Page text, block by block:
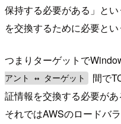
保持する必要がある」と
を交換するために必要とい
つまりターゲットで
アント ↔︎ ターゲット
間で
証情報を交換する必要があ
それではAWSのロードバ